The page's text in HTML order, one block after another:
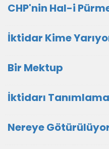
CHP'nin Hal-i
İktidar Kime
Bir Mektup
İktidarı
Nereye